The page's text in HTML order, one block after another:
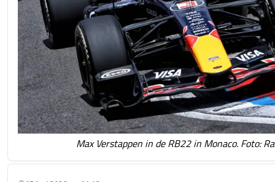
Max Verstappen in de RB22 in Monaco. Foto: